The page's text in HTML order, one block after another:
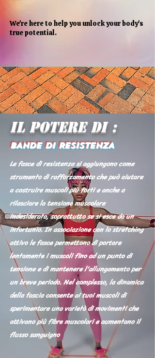
We're here to help you unlock your body's
true potential.
Il potere di :
BANDE DI RESISTENZA
Le fasce di resistenza si aggiungono come
strumento di rafforzamento che può aiutare
a costruire muscoli più forti e anche a
rilasciare la tensione muscolare
indesiderata, soprattutto se si esce da un
infortunio. In associazione con lo stretching
attivo le fasce permettono di portare
lentamente i muscoli fino ad un punto di
tensione e di mantenere l'allungamento per
un breve periodo. Nel complesso, la dinamica
della fascia consente ai tuoi muscoli di
sperimentare una varietà di movimenti che
attivano più fibre muscolari e aumentano il
flusso sanguigno